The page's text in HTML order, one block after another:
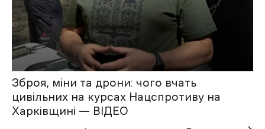
Зброя, міни та дрони: чого вчать
цивільних на курсах Нацспротиву на
Харківщині — ВІДЕО